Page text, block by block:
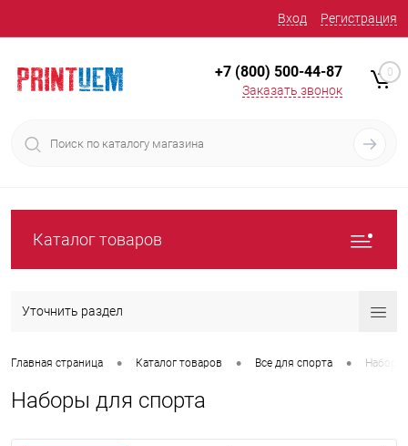
Вход Регистрация
+7 (800) 500-44-87
Заказать звонок
0
Каталог товаров
Уточнить раздел
Главная страница • Каталог товаров • Все для спорта • Наборы
Наборы для спорта